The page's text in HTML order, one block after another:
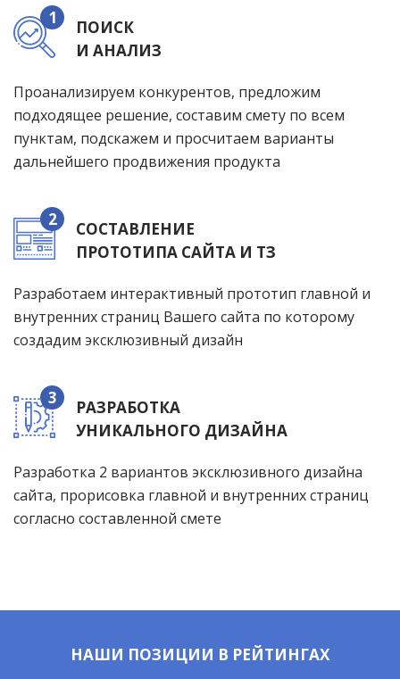
1
ПОИСК
И АНАЛИЗ
Проанализируем конкурентов, предложим
подходящее решение, составим смету по всем
пунктам, подскажем и просчитаем варианты
дальнейшего продвижения продукта
2
СОСТАВЛЕНИЕ
ПРОТОТИПА САЙТА И ТЗ
Разработаем интерактивный прототип главной и
внутренних страниц Вашего сайта по которому
создадим эксклюзивный дизайн
3
РАЗРАБОТКА
УНИКАЛЬНОГО ДИЗАЙНА
Разработка 2 вариантов эксклюзивного дизайна
сайта, прорисовка главной и внутренних страниц
согласно составленной смете
НАШИ ПОЗИЦИИ В РЕЙТИНГАХ